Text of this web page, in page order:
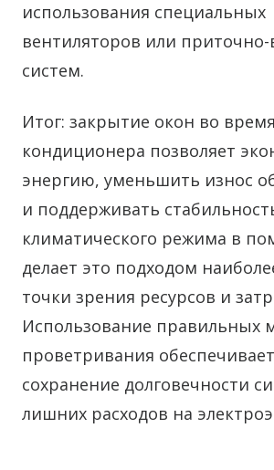
использования специальных
вентиляторов или
систем.
Итог: закрытие окон во
кондиционера позволяет
энергию, уменьшить износ
и поддерживать
климатического режима в
делает это подходом
точки зрения ресурсов и
Использование правильных
проветривания
сохранение долговечности
лишних расходов на